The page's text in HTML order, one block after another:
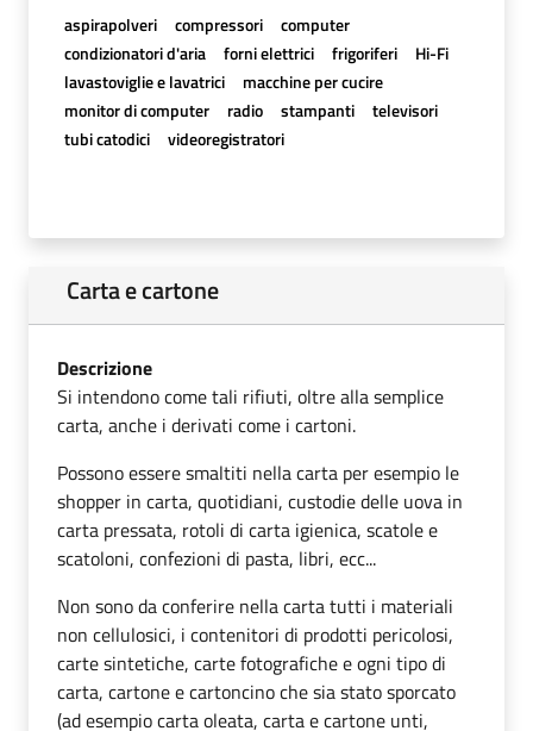
aspirapolveri compressori
computer
condizionatori d'aria
forni elettrici frigoriferi
Hi-Fi
lavastoviglie e lavatrici
macchine per cucire
monitor di computer
radio stampanti
televisori
tubi catodici
videoregistratori
Carta e cartone
Descrizione
Si intendono come tali rifiuti, oltre alla semplice
carta, anche i derivati come i cartoni.
Possono essere smaltiti nella carta per esempio le
shopper in carta, quotidiani, custodie delle uova in
carta pressata, rotoli di carta igienica, scatole e
scatoloni, confezioni di pasta, libri, ecc...
Non sono da conferire nella carta tutti i materiali
non cellulosici, i contenitori di prodotti pericolosi,
carte sintetiche, carte fotografiche e ogni tipo di
carta, cartone e cartoncino che sia stato sporcato
(ad esempio carta oleata, carta e cartone unti,